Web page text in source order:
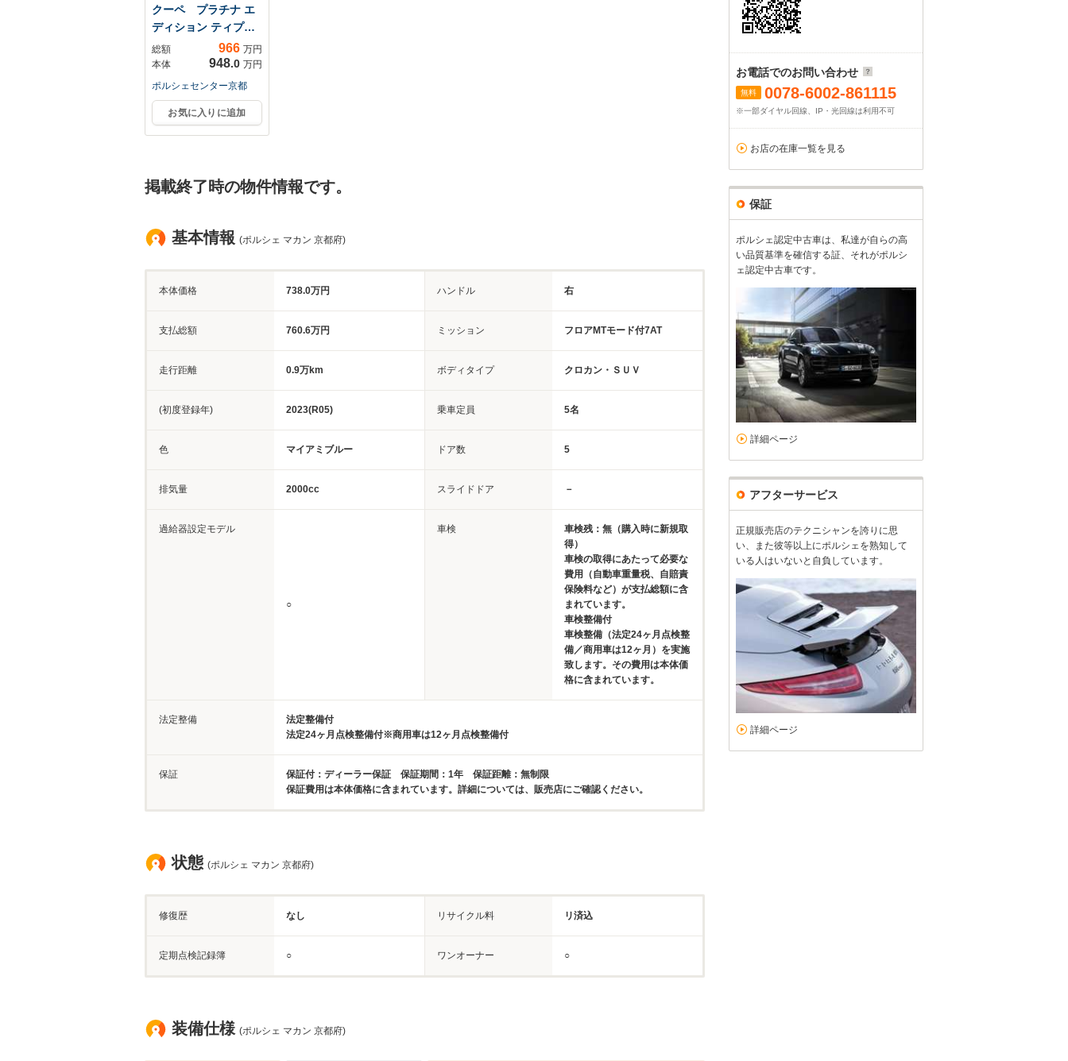
クーペ プラチナ エ
ディション ティプ
ト...
総額 966 万円
本体
948.0 万円
ポルシェセンター京都
お気に入りに追加
掲載終了時の物件情報です。
基本情報 (ポルシェ マカン 京都府)
本体価格 738.0万円 ハンドル 右
支払総額 760.6万円 ミッション フロアMTモード付7AT
走行距離 0.9万km ボディタイプ クロカン・ＳＵＶ
(初度登録年) 2023(R05) 乗車定員 5名
色 マイアミブルー ドア数 5
排気量 2000cc スライドドア －
過給器設定モデル
○
車検
車検残：無（購入時に新規取
得）
車検の取得にあたって必要な
費用（自動車重量税、自賠責
保険料など）が支払総額に含
まれています。
車検整備付
車検整備（法定24ヶ月点検整
備／商用車は12ヶ月）を実施
致します。その費用は本体価
格に含まれています。
法定整備
法定整備付
法定24ヶ月点検整備付※商用車は12ヶ月点検整備付
保証
保証付：ディーラー保証 保証期間：1年 保証距離：無制限
保証費用は本体価格に含まれています。詳細については、販売店にご確認ください。
状態 (ポルシェ マカン 京都府)
修復歴 なし リサイクル料 リ済込
定期点検記録簿 ○ ワンオーナー ○
装備仕様 (ポルシェ マカン 京都府)
お電話でのお問い合わせ
無料 0078-6002-861115
※一部ダイヤル回線、IP・光回線は利用不可
お店の在庫一覧を見る
保証
ポルシェ認定中古車は、私達が自らの高
い品質基準を確信する証、それがポルシ
ェ認定中古車です。
詳細ページ
アフターサービス
正規販売店のテクニシャンを誇りに思
い、また彼等以上にポルシェを熟知して
いる人はいないと自負しています。
詳細ページ